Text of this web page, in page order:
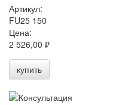
Артикул:
FU25 150
Цена:
2 526,00 ₽
купить